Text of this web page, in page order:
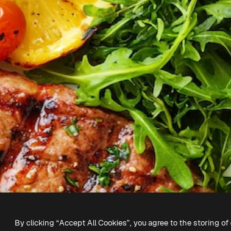
By clicking “Accept All Cookies”, you agree to the storing